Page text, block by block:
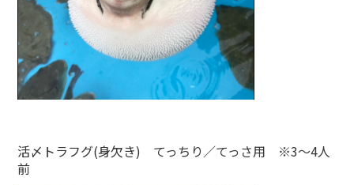
活〆トラフグ(身欠き) てっちり／てっさ用 ※3～4人
前